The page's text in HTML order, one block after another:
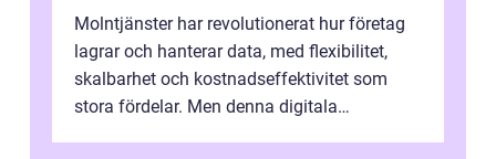
Molntjänster har revolutionerat hur företag
lagrar och hanterar data, med flexibilitet,
skalbarhet och kostnadseffektivitet som
stora fördelar. Men denna digitala